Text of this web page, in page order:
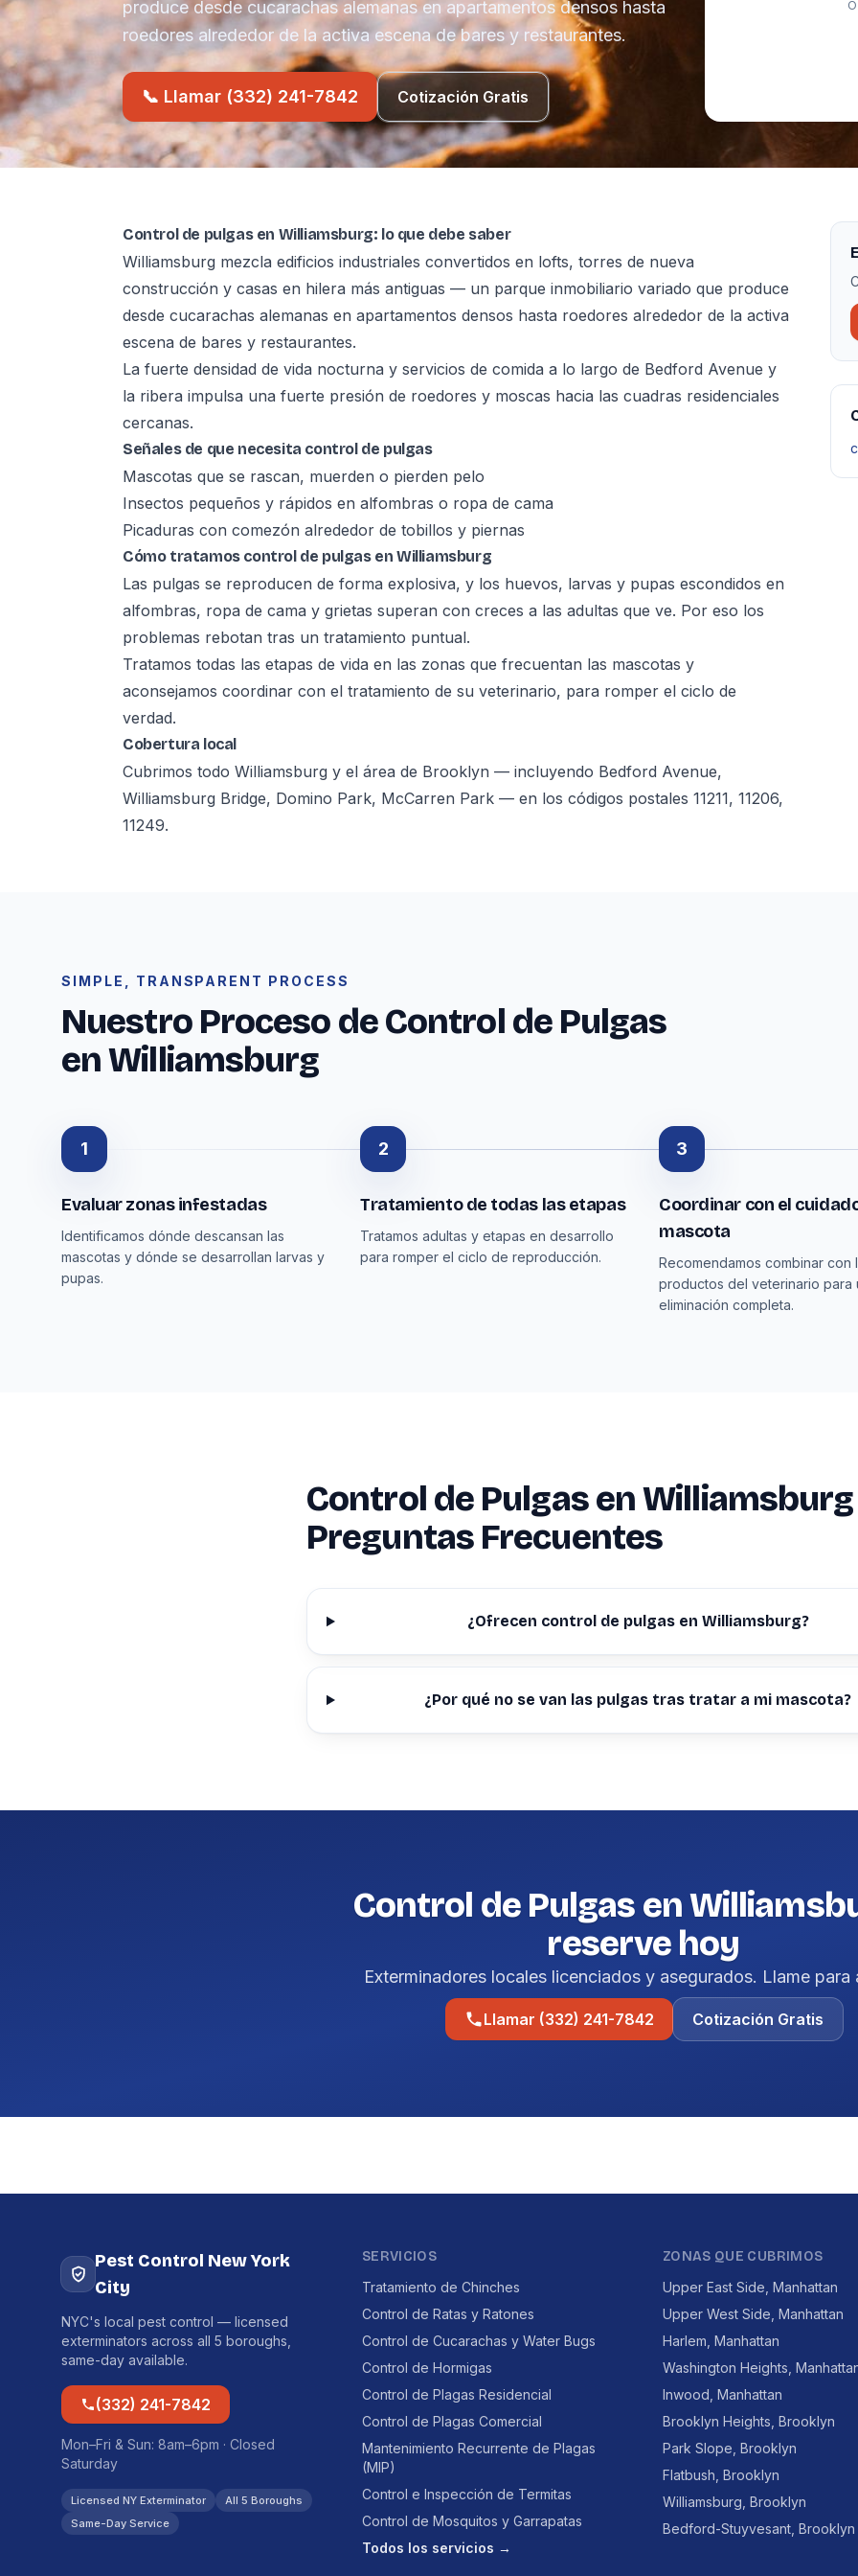
produce desde cucarachas alemanas en apartamentos densos hasta
roedores alrededor de la activa escena de bares y restaurantes.
📞 Llamar (332) 241-7842 Cotización Gratis
Control de pulgas en Williamsburg: lo que debe saber
Williamsburg mezcla edificios industriales convertidos en lofts, torres de nueva
construcción y casas en hilera más antiguas — un parque inmobiliario variado que produce
desde cucarachas alemanas en apartamentos densos hasta roedores alrededor de la activa
escena de bares y restaurantes.
La fuerte densidad de vida nocturna y servicios de comida a lo largo de Bedford Avenue y
la ribera impulsa una fuerte presión de roedores y moscas hacia las cuadras residenciales
cercanas.
Señales de que necesita control de pulgas
Mascotas que se rascan, muerden o pierden pelo
Insectos pequeños y rápidos en alfombras o ropa de cama
Picaduras con comezón alrededor de tobillos y piernas
Cómo tratamos control de pulgas en Williamsburg
Las pulgas se reproducen de forma explosiva, y los huevos, larvas y pupas escondidos en
alfombras, ropa de cama y grietas superan con creces a las adultas que ve. Por eso los
problemas rebotan tras un tratamiento puntual.
Tratamos todas las etapas de vida en las zonas que frecuentan las mascotas y
aconsejamos coordinar con el tratamiento de su veterinario, para romper el ciclo de
verdad.
Cobertura local
Cubrimos todo Williamsburg y el área de Brooklyn — incluyendo Bedford Avenue,
Williamsburg Bridge, Domino Park, McCarren Park — en los códigos postales 11211, 11206,
11249.
SIMPLE, TRANSPARENT PROCESS
Nuestro Proceso de Control de Pulgas
en Williamsburg
1
Evaluar zonas infestadas
Identificamos dónde descansan las
mascotas y dónde se desarrollan larvas y
pupas.
2
Tratamiento de todas las etapas
Tratamos adultas y etapas en desarrollo
para romper el ciclo de reproducción.
3
Coordinar con el
mascota
Recomendamos combinar con
productos del veterinario para
eliminación completa.
Control de Pulgas en
Preguntas Frecuentes
¿Ofrecen control de pulgas en Williamsburg?
¿Por qué no se van las pulgas tras tratar a mi mascota?
Control de Pulgas en
reserve hoy
Exterminadores locales licenciados y asegurados. Llame para
Llamar (332) 241-7842 Cotización Gratis
Pest Control New York
City
NYC's local pest control — licensed
exterminators across all 5 boroughs,
same-day available.
(332) 241-7842
Mon–Fri & Sun: 8am–6pm · Closed
Saturday
Licensed NY Exterminator
All 5 Boroughs
Same-Day Service
SERVICIOS
Tratamiento de Chinches
Control de Ratas y Ratones
Control de Cucarachas y Water Bugs
Control de Hormigas
Control de Plagas Residencial
Control de Plagas Comercial
Mantenimiento Recurrente de Plagas
(MIP)
Control e Inspección de Termitas
Control de Mosquitos y Garrapatas
Todos los servicios →
ZONAS QUE CUBRIMOS
Upper East Side, Manhattan
Upper West Side, Manhattan
Harlem, Manhattan
Washington Heights,
Inwood, Manhattan
Brooklyn Heights, Brooklyn
Park Slope, Brooklyn
Flatbush, Brooklyn
Williamsburg, Brooklyn
Bedford-Stuyvesant, Brooklyn